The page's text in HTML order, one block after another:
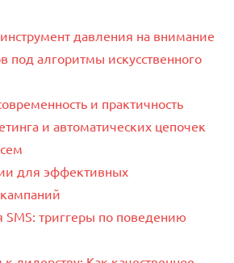
давления на внимание
под алгоритмы искусственного
и практичность
и автоматических цепочек
для эффективных
SMS: триггеры по поведению